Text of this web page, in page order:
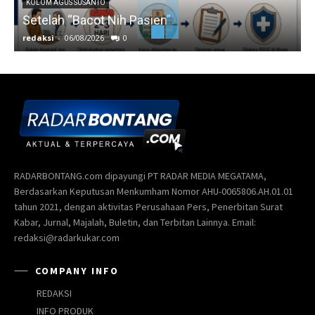
KOLOM AGUS SUSANTO
Setelah “Bacot Nih Pasien”
redaksi - 06/08/2026 0
RADARBONTANG.com dipayungi PT RADAR MEDIA MEGATAMA,
Berdasarkan Keputusan Menkumham Nomor AHU-0065806.AH.01.01
tahun 2021, dengan aktivitas Perusahaan Pers, Penerbitan Surat
Kabar, Jurnal, Majalah, Buletin, dan Terbitan Lainnya. Email:
redaksi@radarkukar.com
COMPANY INFO
REDAKSI
INFO PRODUK